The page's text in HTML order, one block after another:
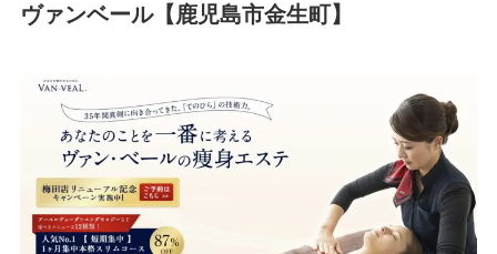
ヴァンベール【鹿児島市金生町】